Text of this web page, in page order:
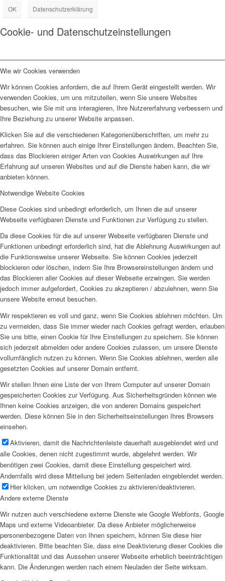
OK Datenschutzerklärung
Cookie- und Datenschutzeinstellungen
Wie wir Cookies verwenden
Wir können Cookies anfordern, die auf Ihrem Gerät eingestellt werden. Wir
verwenden Cookies, um uns mitzuteilen, wenn Sie unsere Websites
besuchen, wie Sie mit uns interagieren, Ihre Nutzererfahrung verbessern und
Ihre Beziehung zu unserer Website anpassen.
Klicken Sie auf die verschiedenen Kategorienüberschriften, um mehr zu
erfahren. Sie können auch einige Ihrer Einstellungen ändern. Beachten Sie,
dass das Blockieren einiger Arten von Cookies Auswirkungen auf Ihre
Erfahrung auf unseren Websites und auf die Dienste haben kann, die wir
anbieten können.
Notwendige Website Cookies
Diese Cookies sind unbedingt erforderlich, um Ihnen die auf unserer
Webseite verfügbaren Dienste und Funktionen zur Verfügung zu stellen.
Da diese Cookies für die auf unserer Webseite verfügbaren Dienste und
Funktionen unbedingt erforderlich sind, hat die Ablehnung Auswirkungen auf
die Funktionsweise unserer Webseite. Sie können Cookies jederzeit
blockieren oder löschen, indem Sie Ihre Browsereinstellungen ändern und
das Blockieren aller Cookies auf dieser Webseite erzwingen. Sie werden
jedoch immer aufgefordert, Cookies zu akzeptieren / abzulehnen, wenn Sie
unsere Website erneut besuchen.
Wir respektieren es voll und ganz, wenn Sie Cookies ablehnen möchten. Um
zu vermeiden, dass Sie immer wieder nach Cookies gefragt werden, erlauben
Sie uns bitte, einen Cookie für Ihre Einstellungen zu speichern. Sie können
sich jederzeit abmelden oder andere Cookies zulassen, um unsere Dienste
vollumfänglich nutzen zu können. Wenn Sie Cookies ablehnen, werden alle
gesetzten Cookies auf unserer Domain entfernt.
Wir stellen Ihnen eine Liste der von Ihrem Computer auf unserer Domain
gespeicherten Cookies zur Verfügung. Aus Sicherheitsgründen können wie
Ihnen keine Cookies anzeigen, die von anderen Domains gespeichert
werden. Diese können Sie in den Sicherheitseinstellungen Ihres Browsers
einsehen.
Aktivieren, damit die Nachrichtenleiste dauerhaft ausgeblendet wird und
alle Cookies, denen nicht zugestimmt wurde, abgelehnt werden. Wir
benötigen zwei Cookies, damit diese Einstellung gespeichert wird.
Andernfalls wird diese Mitteilung bei jedem Seitenladen eingeblendet werden.
Hier klicken, um notwendige Cookies zu aktivieren/deaktivieren.
Andere externe Dienste
Wir nutzen auch verschiedene externe Dienste wie Google Webfonts, Google
Maps und externe Videoanbieter. Da diese Anbieter möglicherweise
personenbezogene Daten von Ihnen speichern, können Sie diese hier
deaktivieren. Bitte beachten Sie, dass eine Deaktivierung dieser Cookies die
Funktionalität und das Aussehen unserer Webseite erheblich beeinträchtigen
kann. Die Änderungen werden nach einem Neuladen der Seite wirksam.